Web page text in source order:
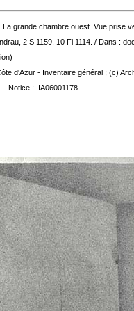
La grande chambre ouest. Vue prise
2 S 1159. 10 Fi 1114. / Dans :
d'Azur - Inventaire général ; (c)
Notice : IA06001178